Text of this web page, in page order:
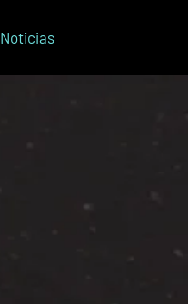
Notícias